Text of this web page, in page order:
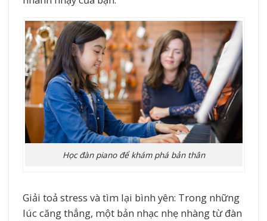
Học đàn piano để khám phá bản thân
Giải toả stress và tìm lại bình yên: Trong những
lúc căng thẳng, một bản nhạc nhẹ nhàng từ đàn